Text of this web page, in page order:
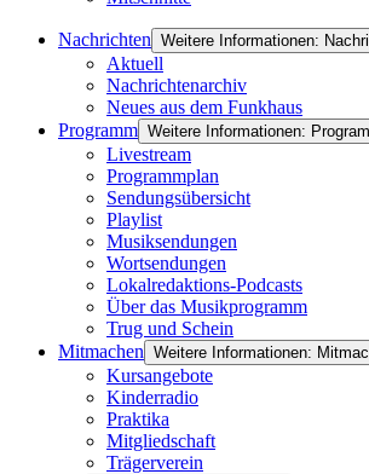
Nachrichten Weitere Informationen:
Aktuell
Nachrichtenarchiv
Neues aus dem Funkhaus
Programm Weitere Informationen:
Livestream
Programmplan
Sendungsübersicht
Playlist
Musiksendungen
Wortsendungen
Lokalredaktions-Podcasts
Über das Musikprogramm
Trug und Schein
Mitmachen Weitere Informationen:
Kursangebote
Kinderradio
Praktika
Mitgliedschaft
Trägerverein